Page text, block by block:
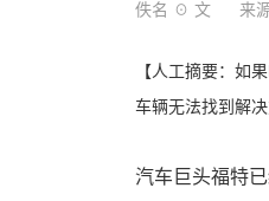
佚名 ☉ 文 来
【人工摘要：如
车辆无法找到解
汽车巨头福特